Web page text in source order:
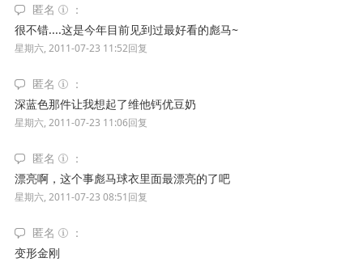
匿名
很不错....这是今年目前见到过最好看的彪马~
星期六, 2011-07-23 11:52回复
匿名
深蓝色那件让我想起了维他钙优豆奶
星期六, 2011-07-23 11:06回复
匿名
漂亮啊，这个事彪马球衣里面最漂亮的了吧
星期六, 2011-07-23 08:51回复
匿名
变形金刚